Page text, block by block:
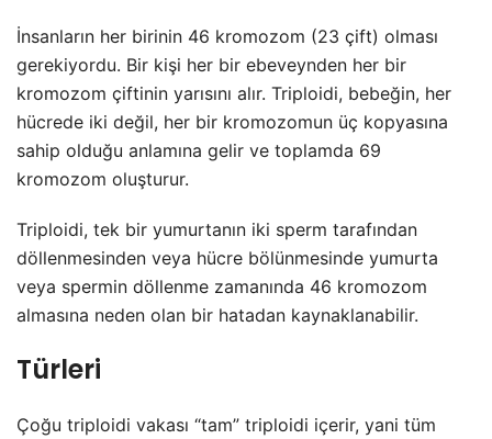
İnsanların her birinin 46 kromozom (23 çift) olması
gerekiyordu. Bir kişi her bir ebeveynden her bir
kromozom çiftinin yarısını alır. Triploidi, bebeğin, her
hücrede iki değil, her bir kromozomun üç kopyasına
sahip olduğu anlamına gelir ve toplamda 69
kromozom oluşturur.
Triploidi, tek bir yumurtanın iki sperm tarafından
döllenmesinden veya hücre bölünmesinde yumurta
veya spermin döllenme zamanında 46 kromozom
almasına neden olan bir hatadan kaynaklanabilir.
Türleri
Çoğu triploidi vakası “tam” triploidi içerir, yani tüm